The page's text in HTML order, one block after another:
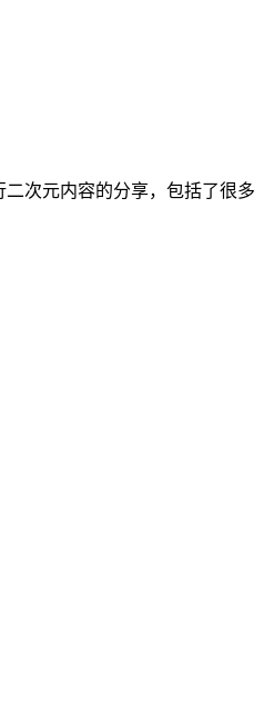
次元内容的分享，包括了很多